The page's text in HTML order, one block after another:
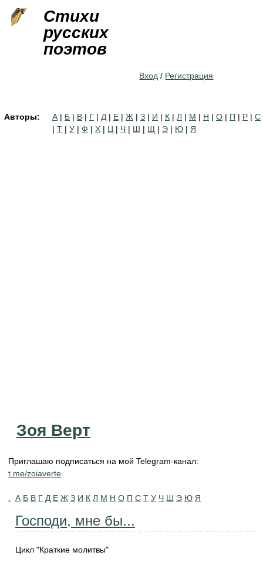
Стихи
русских
поэтов
Вход / Регистрация
Авторы: А | Б | В | Г | Д | Е | Ж | З | И | К | Л | М | Н | О | П | Р | С
| Т | У | Ф | Х | Ц | Ч | Ш | Щ | Э | Ю | Я
Зоя Верт
Приглашаю подписаться на мой Telegram-канал:
t.me/zoiaverte
А Б В Г Д Е Ж З И К Л М Н О П С Т У Ч Ш Э Ю Я
Господи, мне бы...
Цикл "Краткие молитвы"